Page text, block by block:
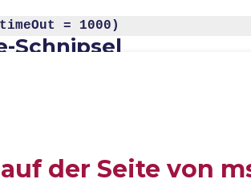
= 1000)
Schnipsel
wird, können wir in der Ausgabe
einer ThreadTimeoutException
der Seite von